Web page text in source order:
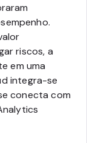
riscos, a
em uma
integra-se
conecta com